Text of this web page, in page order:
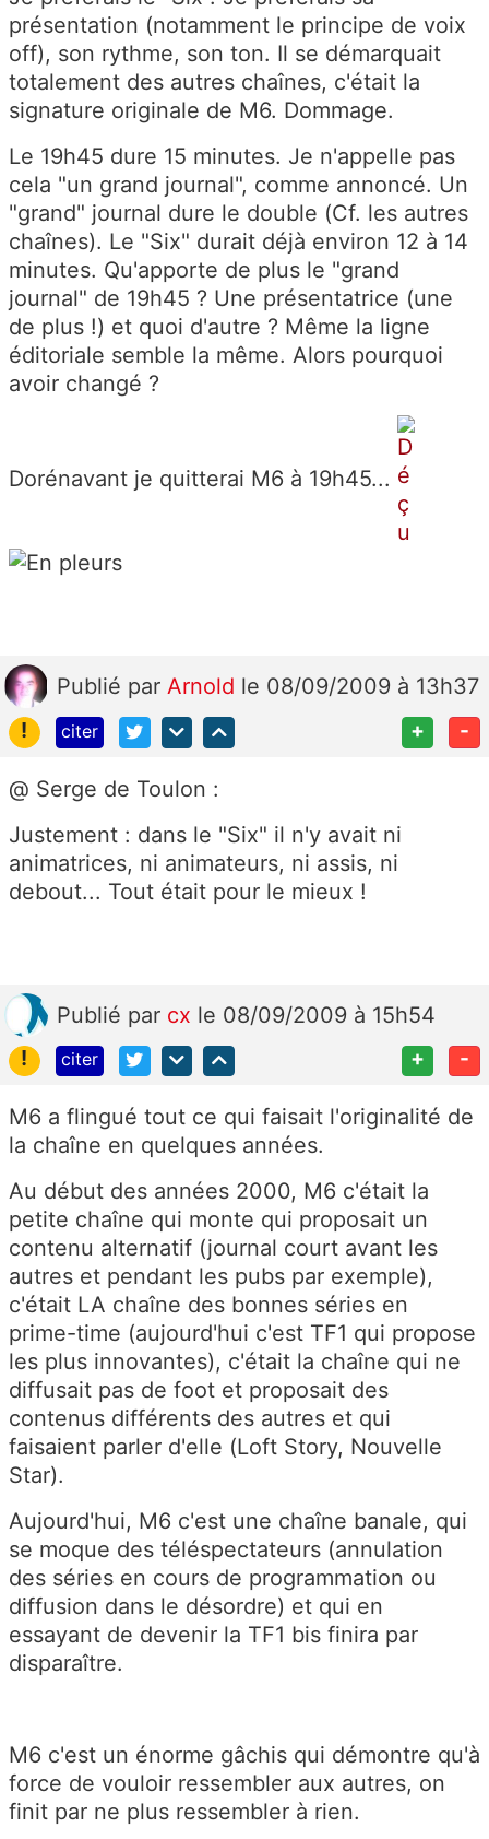
présentation (notamment le principe de voix
off), son rythme, son ton. Il se démarquait
totalement des autres chaînes, c'était la
signature originale de M6. Dommage.
Le 19h45 dure 15 minutes. Je n'appelle pas
cela "un grand journal", comme annoncé. Un
"grand" journal dure le double (Cf. les autres
chaînes). Le "Six" durait déjà environ 12 à 14
minutes. Qu'apporte de plus le "grand
journal" de 19h45 ? Une présentatrice (une
de plus !) et quoi d'autre ? Même la ligne
éditoriale semble la même. Alors pourquoi
avoir changé ?
Dorénavant je quitterai M6 à 19h45...
Publié par Arnold le 08/09/2009 à 13h37
!
citer + -
@ Serge de Toulon :
Justement : dans le "Six" il n'y avait ni
animatrices, ni animateurs, ni assis, ni
debout... Tout était pour le mieux !
Publié par cx le 08/09/2009 à 15h54
!
citer + -
M6 a flingué tout ce qui faisait l'originalité de
la chaîne en quelques années.
Au début des années 2000, M6 c'était la
petite chaîne qui monte qui proposait un
contenu alternatif (journal court avant les
autres et pendant les pubs par exemple),
c'était LA chaîne des bonnes séries en
prime-time (aujourd'hui c'est TF1 qui propose
les plus innovantes), c'était la chaîne qui ne
diffusait pas de foot et proposait des
contenus différents des autres et qui
faisaient parler d'elle (Loft Story, Nouvelle
Star).
Aujourd'hui, M6 c'est une chaîne banale, qui
se moque des téléspectateurs (annulation
des séries en cours de programmation ou
diffusion dans le désordre) et qui en
essayant de devenir la TF1 bis finira par
disparaître.
M6 c'est un énorme gâchis qui démontre qu'à
force de vouloir ressembler aux autres, on
finit par ne plus ressembler à rien.